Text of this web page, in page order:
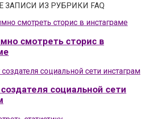
ЗАПИСИ ИЗ РУБРИКИ FAQ
смотреть сторис в
создателя социальной сети